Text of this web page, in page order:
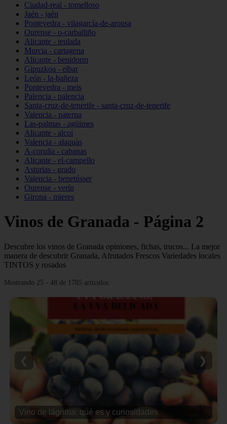
Ciudad-real - tomelloso
Jaén - jaén
Pontevedra - vilagarcía-de-arousa
Ourense - o-carballiño
Alicante - teulada
Murcia - cartagena
Alicante - benidorm
Gipuzkoa - eibar
León - la-bañeza
Pontevedra - meis
Palencia - palencia
Santa-cruz-de-tenerife - santa-cruz-de-tenerife
Valencia - paterna
Las-palmas - agüimes
Alicante - alcoi
Valencia - alaquàs
A-coruña - cabanas
Alicante - el-campello
Asturias - grado
Valencia - benetússer
Ourense - verín
Girona - mieres
Vinos de Granada - Página 2
Descubre los vinos de Granada opiniones, fichas, trucos... La mejor
manera de descubrir Granada, Afrutados Frescos Variedades locales
TINTOS y rosados
Mostrando 25 - 48 de 1785 artículos
Vino de lágrima: qué es y curiosidades
❮ ❯